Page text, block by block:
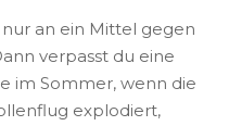
an ein Mittel gegen
verpasst du eine
im Sommer, wenn die
explodiert,